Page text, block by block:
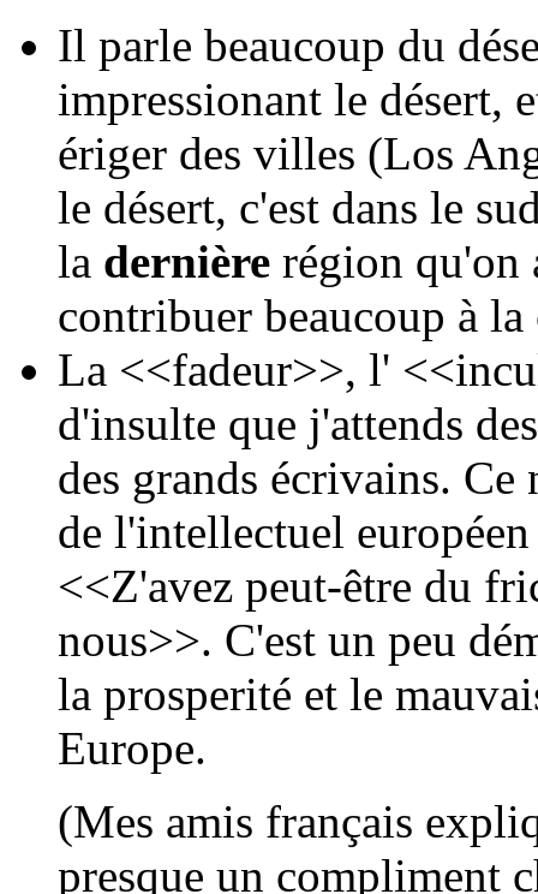
Il parle beaucoup du
impressionant le désert,
ériger des villes (Los
le désert, c'est dans le
la dernière région qu'on
contribuer beaucoup à
La <<fadeur>>, l'
d'insulte que j'attends
des grands écrivains. Ce
de l'intellectuel
<<Z'avez peut-être du
nous>>. C'est un peu
la prosperité et le
Europe.
(Mes amis français
presque un compliment